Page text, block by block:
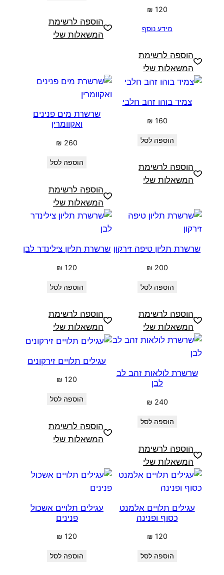
₪ 120
מידע נוסף
הוספה לרשימת
המשאלות שלי
הוספה לרשימת
המשאלות שלי
צמיד בוהו זהב חלבי
₪ 160
הוספה לסל
הוספה לרשימת
המשאלות שלי
שרשרת מים פנינים
ואקוומרין
₪ 260
הוספה לסל
הוספה לרשימת
המשאלות שלי
שרשרת תליון טיפה זירקון
₪ 200
הוספה לסל
הוספה לרשימת
המשאלות שלי
שרשרת תליון צילינדר לבן
₪ 120
הוספה לסל
הוספה לרשימת
המשאלות שלי
שרשרת לולאות זהב לב
לבן
₪ 240
הוספה לסל
הוספה לרשימת
המשאלות שלי
עגילים תלויים זירקונים
₪ 120
הוספה לסל
הוספה לרשימת
המשאלות שלי
עגילים תלויים אלמנט
כסוף ופנינה
₪ 120
הוספה לסל
עגילים תלויים אשכול
פנינים
₪ 120
הוספה לסל